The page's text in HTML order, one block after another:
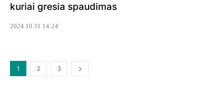
kuriai gresia spaudimas
2024 10 31 14:24
1 2 3